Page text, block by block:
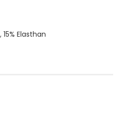
Elasthan